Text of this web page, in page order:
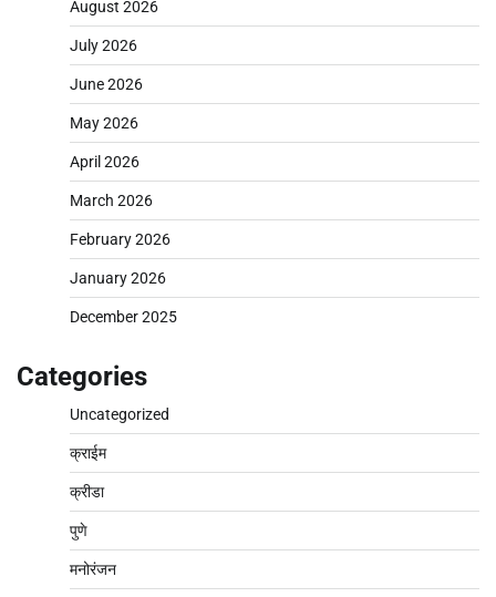
August 2026
July 2026
June 2026
May 2026
April 2026
March 2026
February 2026
January 2026
December 2025
Categories
Uncategorized
क्राईम
क्रीडा
पुणे
मनोरंजन